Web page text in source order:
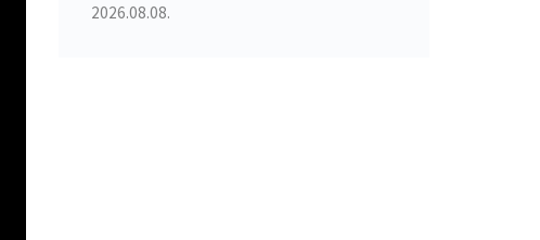
2026.08.08.